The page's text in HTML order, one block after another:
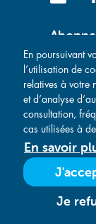
Conditions
En poursuivant
l’utilisation de
relatives à votre
et d’analyse
consultation,
cas utilisées à
En savoir
Je